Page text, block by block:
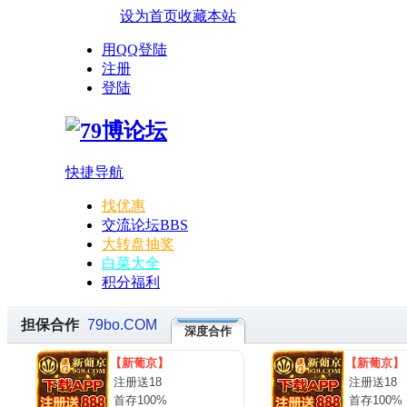
设为首页收藏本站
用QQ登陆
注册
登陆
快捷导航
找优惠
交流论坛BBS
大转盘抽奖
白菜大全
积分福利